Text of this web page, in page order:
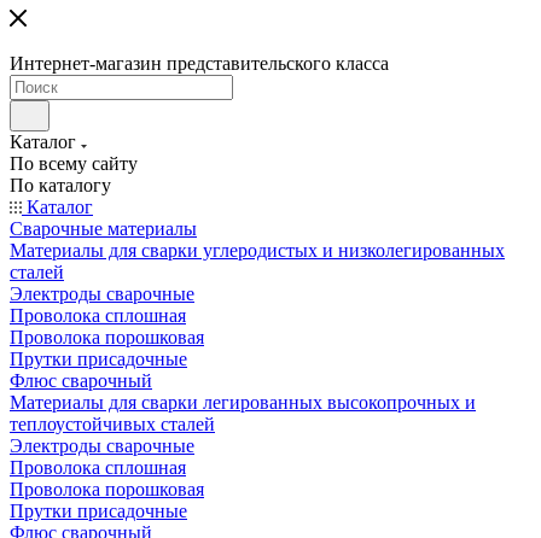
Интернет-магазин представительского класса
Каталог
По всему сайту
По каталогу
Каталог
Сварочные материалы
Материалы для сварки углеродистых и низколегированных
сталей
Электроды сварочные
Проволока сплошная
Проволока порошковая
Прутки присадочные
Флюс сварочный
Материалы для сварки легированных высокопрочных и
теплоустойчивых сталей
Электроды сварочные
Проволока сплошная
Проволока порошковая
Прутки присадочные
Флюс сварочный